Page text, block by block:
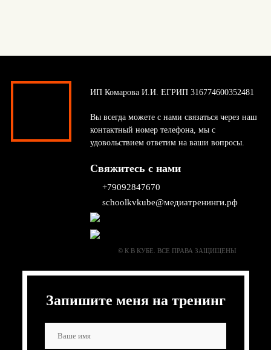
ИП Комарова И.И. ЕГРИП 316774600352481
Вы всегда можете с нами связаться через наш
контактный номер телефона, мы с
удовольствием ответим на ваши вопросы.
Свяжитесь с нами
+79092847670
schoolkvkube@медиатренинги.рф
© К В КУБЕ. ВСЕ ПРАВА ЗАЩИЩЕНЫ
Запишите меня на тренинг